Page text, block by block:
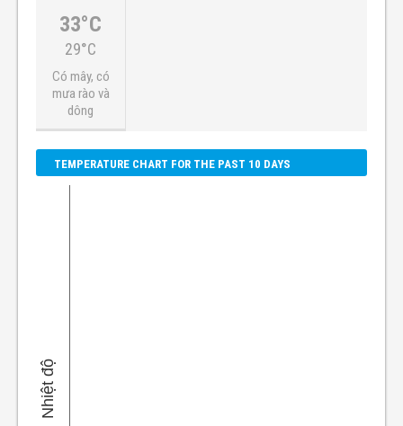
33°C
29°C
Có mây, có
mưa rào và
dông
TEMPERATURE CHART FOR THE PAST 10 DAYS